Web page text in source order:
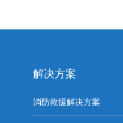
解决方案
消防救援解决方案